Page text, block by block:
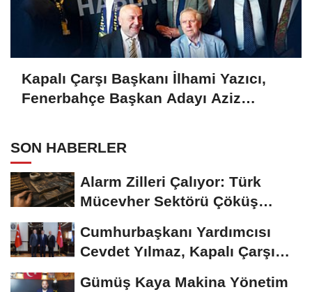
Kapalı Çarşı Başkanı İlhami Yazıcı,
Fenerbahçe Başkan Adayı Aziz
SON HABERLER
Alarm Zilleri Çalıyor: Türk
Mücevher Sektörü Çöküş
Cumhurbaşkanı Yardımcısı
Cevdet Yılmaz, Kapalı Çarşı
Gümüş Kaya Makina Yönetim